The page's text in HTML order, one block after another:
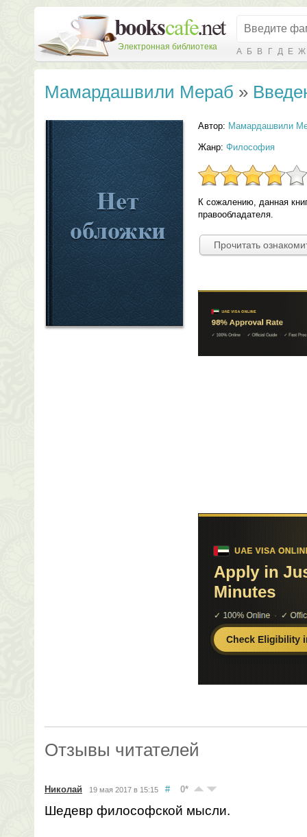
Электронная библиотека А Б В Г Д Е Ж
Мамардашвили Мераб »
Автор: Мамардашвили
Жанр: Философия
К сожалению, данная
правообладателя.
Прочитать
Отзывы читателей
Николай 19 мая 2017 в 15:15 # 0*
Шедевр философской мысли.